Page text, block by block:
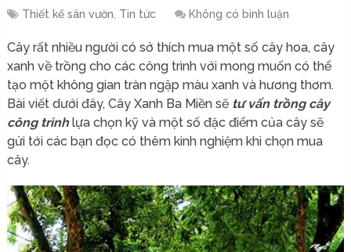
Thiết kế sân vườn, Tin tức Không có bình luận
Cây rất nhiều người có sở thích mua một số cây hoa, cây
xanh về trồng cho các công trình với mong muốn có thể
tạo một không gian tràn ngập màu xanh và hương thơm.
Bài viết dưới đây, Cây Xanh Ba Miền sẽ tư vấn trồng cây
công trìnhlựa chọn kỹ và một số đặc điểm của cây sẽ
gửi tới các bạn đọc có thêm kinh nghiệm khi chọn mua
cây.